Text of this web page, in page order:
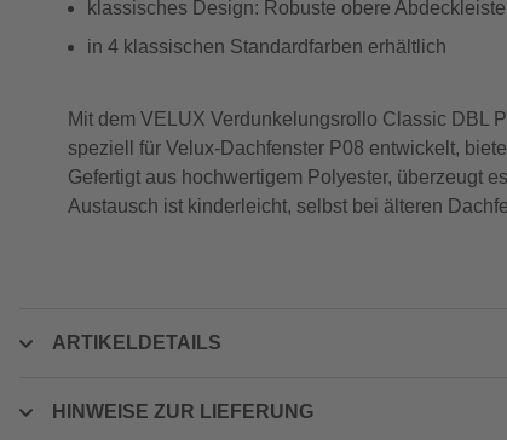
klassisches Design: Robuste obere
in 4 klassischen Standardfarben erhältlich
Mit dem VELUX Verdunkelungsrollo Classic DBL
speziell für Velux-Dachfenster P08 entwickelt,
Gefertigt aus hochwertigem Polyester, überzeugt
Austausch ist kinderleicht, selbst bei älteren
ARTIKELDETAILS
HINWEISE ZUR LIEFERUNG